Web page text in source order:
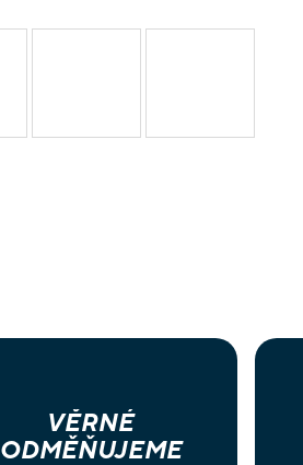
VĚRNÉ
ODMĚŇUJEME